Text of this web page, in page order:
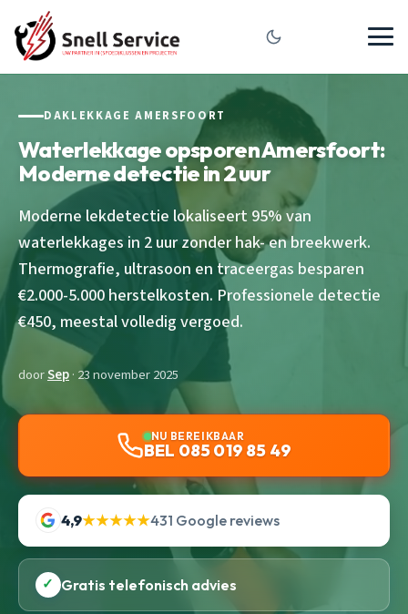
DAKLEKKAGE AMERSFOORT
Waterlekkage opsporen Amersfoort:
Moderne detectie in 2 uur
Moderne lekdetectie lokaliseert 95% van
waterlekkages in 2 uur zonder hak- en breekwerk.
Thermografie, ultrasoon en traceergas besparen
€2.000-5.000 herstelkosten. Professionele detectie
€450, meestal volledig vergoed.
doorSep· 23 november 2025
NU BEREIKBAAR
BEL 085 019 85 49
4,9★★★★★431 Google reviews
✓ Gratis telefonisch advies